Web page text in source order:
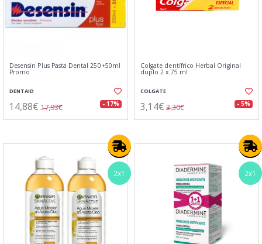
Desensin Plus Pasta Dental 250+50ml
Promo
DENTAID
14,88€ 17,93€ - 17%
Colgate dentífrico Herbal Original
duplo 2 x 75 ml
COLGATE
3,14€ 3,30€ - 5%
2x1 2x1